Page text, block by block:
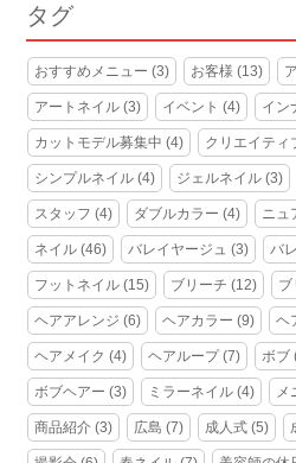
タグ
おすすめメニュー (3) お客様 (13)
アートネイル (3) イベント (4) イン
カットモデル募集中 (4) クリエイティ
シンプルネイル (4) ジェルネイル (3)
スタッフ (4) ダブルカラー (4) ニュ
ネイル (46) バレイヤージュ (3) バ
フットネイル (15) ブリーチ (12) ブ
ヘアアレンジ (6) ヘアカラー (9) ヘ
ヘアメイク (4) ヘアループ(7) ボブ
ボブヘアー (3) ミラーネイル (4) メ
商品紹介 (3) 広島 (7) 成人式 (5)